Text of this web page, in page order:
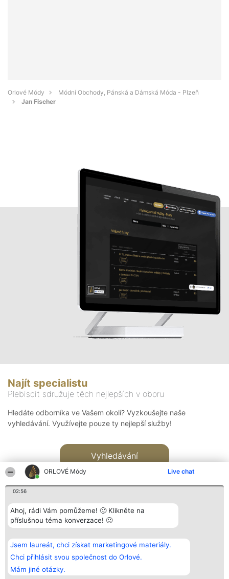
ORLOVÉ Módy Live chat
02:56
Ahoj, rádi Vám pomůžeme! 🙂 Klikněte na
příslušnou téma konverzace! 🙂
Jsem laureát, chci získat marketingové materiály.
Chci přihlásit svou společnost do Orlové.
Mám jiné otázky.
Orlové Módy
Módní Obchody, Pánská a Dámská Móda - Plzeň
Jan Fischer
Najít specialistu
Plebiscit sdružuje těch nejlepších v oboru
Hledáte odborníka ve Vašem okolí? Vyzkoušejte naše
vyhledávání. Využívejte pouze ty nejlepší služby!
Vyhledávání
Bright Side Solutions sp. z o.
o. sp. k.
ul. Ruska 22
Wrocław 50-079
KRS 0000749100 | Regon
381313360 | NIP 8943132676
Vítězové
Seznam všech
laureátů
Zásady
Zásady
Kontakt